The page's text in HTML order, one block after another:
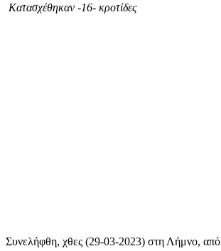
Κατασχέθηκαν -16- κροτίδες
Συνελήφθη, χθες (29-03-2023) στη Λήμνο, από